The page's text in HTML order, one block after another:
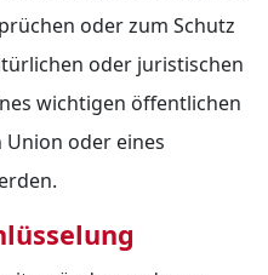
oder zum Schutz
oder juristischen
wichtigen öffentlichen
oder eines